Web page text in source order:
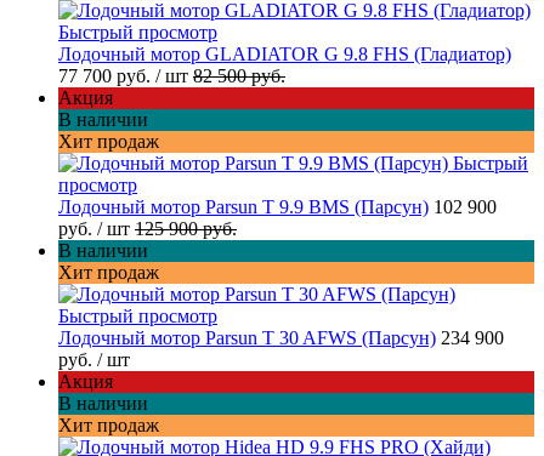
Быстрый просмотр
Лодочный мотор GLADIATOR G 9.8 FHS (Гладиатор)
77 700 руб. / шт 82 500 руб.
Акция
В наличии
Хит продаж
Быстрый
просмотр
Лодочный мотор Parsun T 9.9 BMS (Парсун) 102 900
руб. / шт 125 900 руб.
В наличии
Хит продаж
Быстрый просмотр
Лодочный мотор Parsun T 30 AFWS (Парсун) 234 900
руб. / шт
Акция
В наличии
Хит продаж